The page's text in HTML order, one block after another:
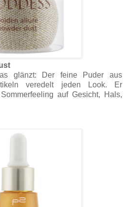
glänzt: Der feine Puder aus
veredelt jeden Look. Er
auf Gesicht, Hals,